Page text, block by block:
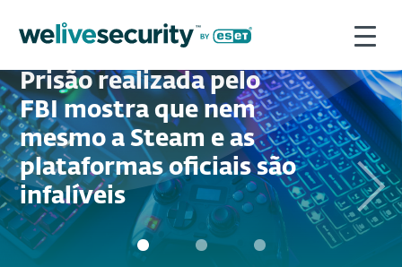
Prisão realizada pelo
FBI mostra que nem
mesmo a Steam e as
plataformas oficiais são
infalíveis
Next